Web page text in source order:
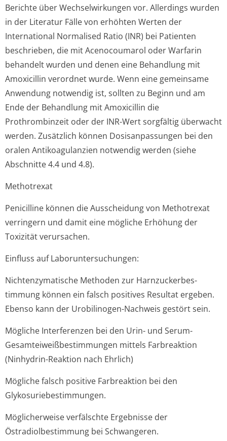
Berichte über Wechselwirkungen vor. Allerdings wurden
in der Literatur Fälle von erhöhten Werten der
International Normalised Ratio (INR) bei Patienten
beschrieben, die mit Acenocoumarol oder Warfarin
behandelt wurden und denen eine Behandlung mit
Amoxicillin verordnet wurde. Wenn eine gemeinsame
Anwendung notwendig ist, sollten zu Beginn und am
Ende der Behandlung mit Amoxicillin die
Prothrombinzeit oder der INR-Wert sorgfältig überwacht
werden. Zusätzlich können Dosisanpassungen bei den
oralen Antikoagulanzien notwendig werden (siehe
Abschnitte 4.4 und 4.8).
Methotrexat
Penicilline können die Ausscheidung von Methotrexat
verringern und damit eine mögliche Erhöhung der
Toxizität verursachen.
Einfluss auf Laboruntersuchun­gen:
Nichtenzymatische Methoden zur Harnzuckerbes­
timmung können ein falsch positives Resultat ergeben.
Ebenso kann der Urobilinogen-Nachweis gestört sein.
Mögliche Interferenzen bei den Urin- und Serum-
Gesamteiweißbes­timmungen mittels Farbreaktion
(Ninhydrin-Reaktion nach Ehrlich)
Mögliche falsch positive Farbreaktion bei den
Glykosuriebes­timmungen.
Möglicherweise verfälschte Ergebnisse der
Östradiolbestimmung bei Schwangeren.